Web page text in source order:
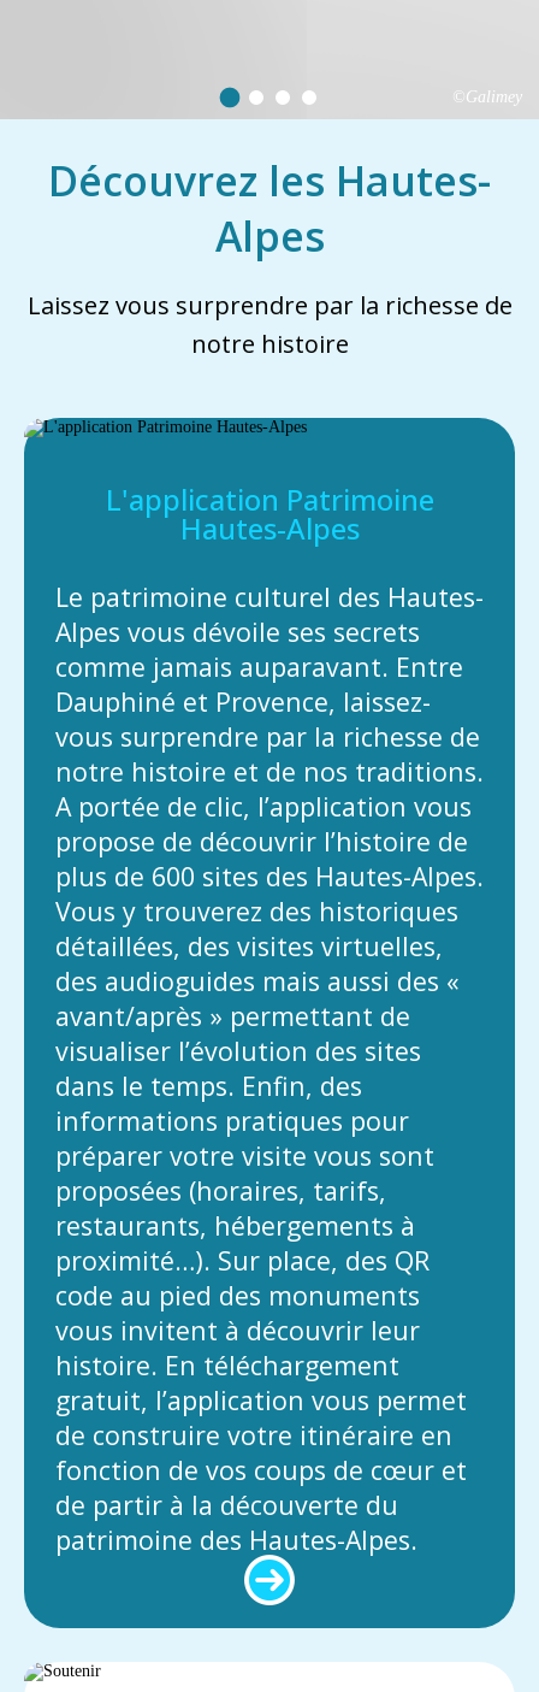
©Galimey
Découvrez les Hautes-
Alpes
Laissez vous surprendre par la richesse de
notre histoire
L'application Patrimoine
Hautes-Alpes
Le patrimoine culturel des Hautes-
Alpes vous dévoile ses secrets
comme jamais auparavant. Entre
Dauphiné et Provence, laissez-
vous surprendre par la richesse de
notre histoire et de nos traditions.
A portée de clic, l’application vous
propose de découvrir l’histoire de
plus de 600 sites des Hautes-Alpes.
Vous y trouverez des historiques
détaillées, des visites virtuelles,
des audioguides mais aussi des «
avant/après » permettant de
visualiser l’évolution des sites
dans le temps. Enfin, des
informations pratiques pour
préparer votre visite vous sont
proposées (horaires, tarifs,
restaurants, hébergements à
proximité…). Sur place, des QR
code au pied des monuments
vous invitent à découvrir leur
histoire. En téléchargement
gratuit, l’application vous permet
de construire votre itinéraire en
fonction de vos coups de cœur et
de partir à la découverte du
patrimoine des Hautes-Alpes.